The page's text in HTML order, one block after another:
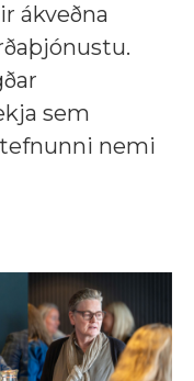
ákveðna
sem
nemi